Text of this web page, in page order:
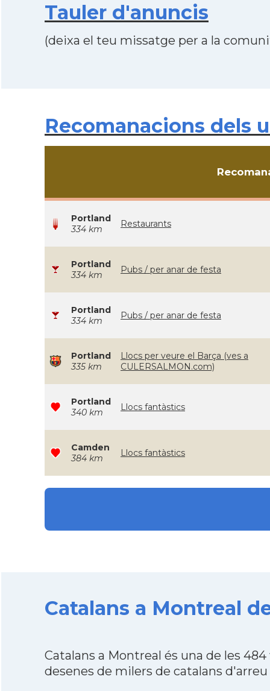
Tauler d'anuncis
(deixa el teu missatge per a la
Recomanacions dels
Portland
334 km
Restaurants
Portland
334 km
Pubs / per anar de festa
Portland
334 km
Pubs / per anar de festa
Portland
335 km
Llocs per veure el Barça (ves a
CULERSALMON.com)
Portland
340 km
Llocs fantàstics
Camden
384 km
Llocs fantàstics
Catalans a Montreal
Catalans a Montreal és una de les
desenes de milers de catalans